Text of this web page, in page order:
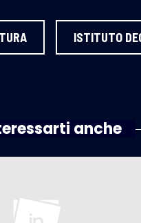
ISTITUTO
anche